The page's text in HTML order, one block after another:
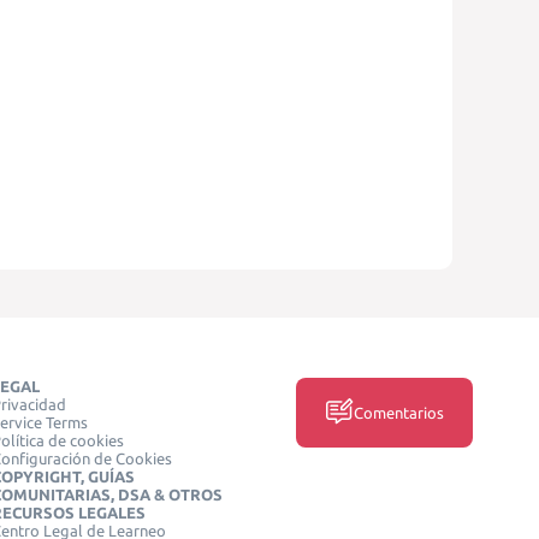
Terms
de cookies
de Cookies
GUÍAS
DSA & OTROS
LEGALES
Legal de Learneo
Comentarios